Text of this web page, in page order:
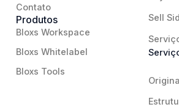
Contato
Produtos
Bloxs Workspace
Bloxs Whitelabel
Bloxs Tools
Sell